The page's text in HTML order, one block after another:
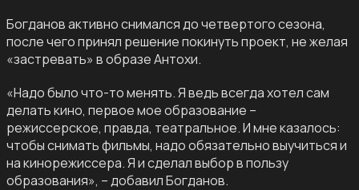
Богданов активно снимался до четвертого сезона,
после чего принял решение покинуть проект, не желая
«застревать» в образе Антохи.
«Надо было что-то менять. Я ведь всегда хотел сам
делать кино, первое мое образование –
режиссерское, правда, театральное. И мне казалось:
чтобы снимать фильмы, надо обязательно выучиться и
на кинорежиссера. Я и сделал выбор в пользу
образования», – добавил Богданов.